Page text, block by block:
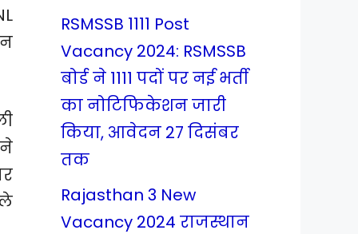
RSMSSB 1111 Post
Vacancy 2024: RSMSSB
बोर्ड ने 1111 पदों पर नई भर्ती
का नोटिफिकेशन जारी
किया, आवेदन 27 दिसंबर
तक
Rajasthan 3 New
Vacancy 2024 राजस्थान